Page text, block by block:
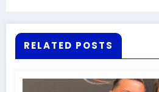
RELATED POSTS